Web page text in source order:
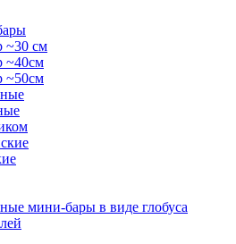
~30 см
~40см
~50см
мини-бары в виде глобуса